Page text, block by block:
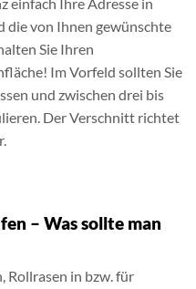
die von Ihnen gewünschte
Sie Ihren
Im Vorfeld sollten Sie
und zwischen drei bis
Der Verschnitt richtet
– Was sollte man
Rollrasen in bzw. für